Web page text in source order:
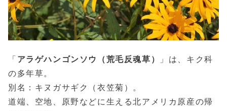
「 アラゲハンゴンソウ（荒毛反魂草）
」は、キク科
の多年草。
別名：キヌガサギク（衣笠菊）。
道端、空地、原野などに生える北アメリカ原産の帰